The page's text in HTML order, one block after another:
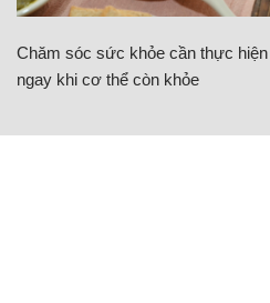
Chăm sóc sức khỏe cần thực hiện
ngay khi cơ thể còn khỏe